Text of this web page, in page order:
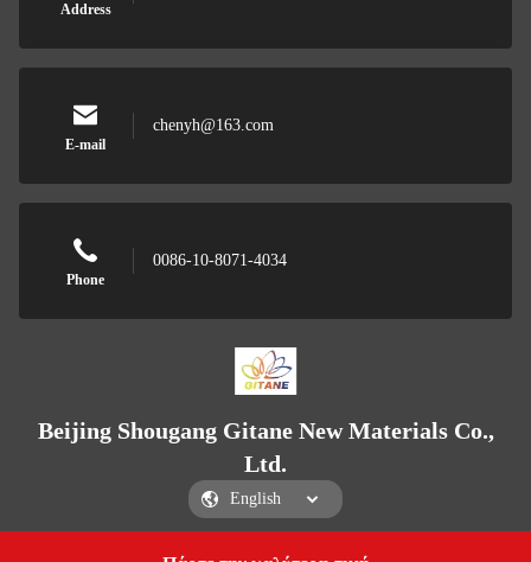
Address
E-mail
chenyh@163.com
Phone
0086-10-8071-4034
Beijing Shougang Gitane New Materials Co.,
Ltd.